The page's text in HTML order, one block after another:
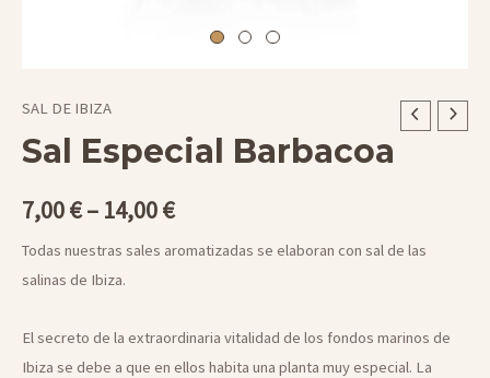
SAL DE IBIZA
Sal Especial Barbacoa
7,00€– 14,00€
Todas nuestras sales aromatizadas se elaboran con sal de las
salinas de Ibiza.
El secreto de la extraordinaria vitalidad de los fondos marinos de
Ibiza se debe a que en ellos habita una planta muy especial. La